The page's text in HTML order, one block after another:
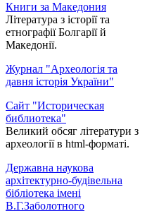
Книги за Македония
Література з історії та
етнографії Болгарії й
Македонії.
Журнал "Археологія та
давня історія України"
Сайт "Историческая
библиотека"
Великий обсяг літератури з
археології в html-форматі.
Державна наукова
архітектурно-будівельна
бібліотека імені
В.Г.Заболотного